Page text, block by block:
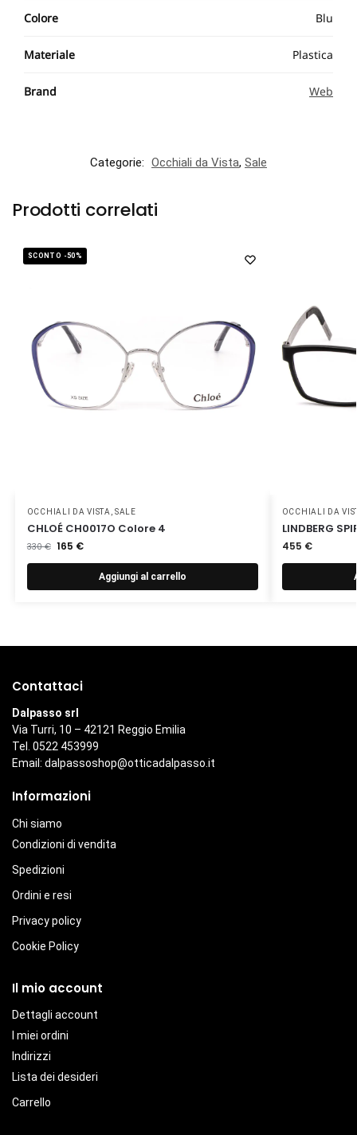
Colore Blu
Materiale Plastica
Brand Web
Categorie: Occhiali da Vista, Sale
Prodotti correlati
SCONTO -50%
OCCHIALI DA VISTA ,SALE
CHLOÉ CH0017O Colore 4
330€ 165 €
Aggiungi al carrello
OCCHIALI DA
LINDBERG
455 €
Contattaci
Dalpasso srl
Via Turri, 10 – 42121 Reggio Emilia
Tel. 0522 453999
Email: dalpassoshop@otticadalpasso.it
Informazioni
Chi siamo
Condizioni di vendita
Spedizioni
Ordini e resi
Privacy policy
Cookie Policy
Il mio account
Dettagli account
I miei ordini
Indirizzi
Lista dei desideri
Carrello